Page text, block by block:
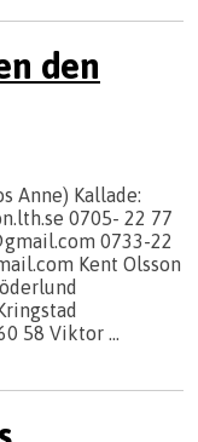
den
Anne) Kallade:
0705- 22 77
0733-22
Kent Olsson
58 Viktor …